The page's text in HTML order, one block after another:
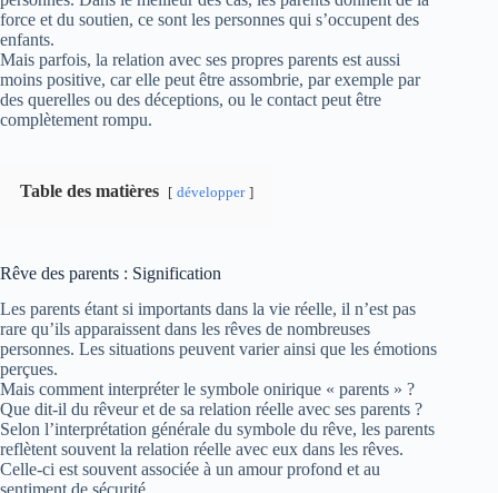
force et du soutien, ce sont les personnes qui s’occupent des
enfants.
Mais parfois, la relation avec ses propres parents est aussi
moins positive, car elle peut être assombrie, par exemple par
des querelles ou des déceptions, ou le contact peut être
complètement rompu.
Table des matières développer
Rêve des parents : Signification
Les parents étant si importants dans la vie réelle, il n’est pas
rare qu’ils apparaissent dans les rêves de nombreuses
personnes. Les situations peuvent varier ainsi que les émotions
perçues.
Mais comment interpréter le symbole onirique « parents » ?
Que dit-il du rêveur et de sa relation réelle avec ses parents ?
Selon l’interprétation générale du symbole du rêve, les parents
reflètent souvent la relation réelle avec eux dans les rêves.
Celle-ci est souvent associée à un amour profond et au